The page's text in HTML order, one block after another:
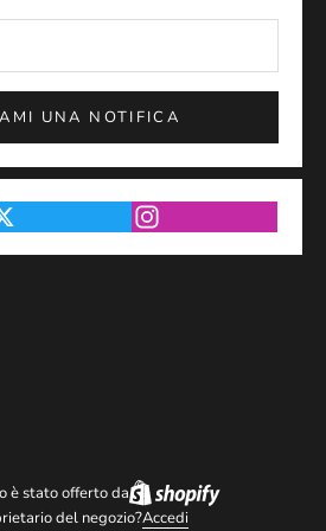
UNA NOTIFICA
è stato offerto da
del negozio?Accedi